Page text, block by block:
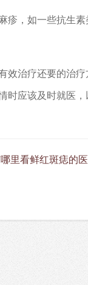
，如一些抗生素
治疗还要的治疗
时应该及时就医
里看鲜红斑痣的